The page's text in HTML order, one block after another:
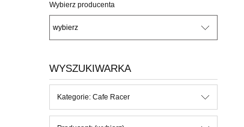
Wybierz producenta
WYSZUKIWARKA
Kategorie: Cafe Racer